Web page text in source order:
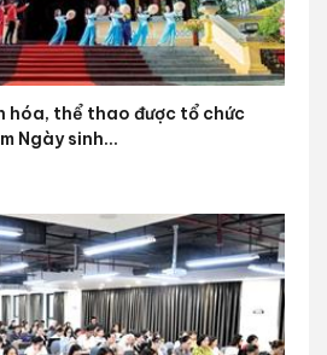
hóa, thể thao được tổ chức
Ngày sinh...